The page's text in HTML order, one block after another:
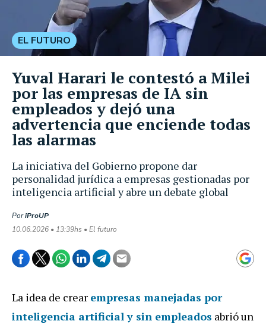
La iniciativa del Gobierno propone dar
personalidad jurídica a empresas gestionadas por
inteligencia artificial y abre un debate global
PoriProUP
10.06.2026 • 13:39hs • El futuro
EL FUTURO
Yuval Harari le contestó a Milei
por las empresas de IA sin
empleados y dejó una
advertencia que enciende todas
las alarmas
La idea de crear empresas manejadas por
inteligencia artificial y sin empleados abrió un